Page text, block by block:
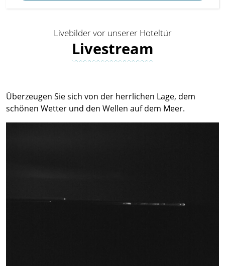
Livebilder vor unserer Hoteltür
Livestream
Überzeugen Sie sich von der herrlichen Lage, dem
schönen Wetter und den Wellen auf dem Meer.